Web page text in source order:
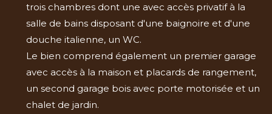
trois chambres dont une avec accès privatif à la
salle de bains disposant d'une baignoire et d'une
douche italienne, un WC.
Le bien comprend également un premier garage
avec accès à la maison et placards de rangement,
un second garage bois avec porte motorisée et un
chalet de jardin.